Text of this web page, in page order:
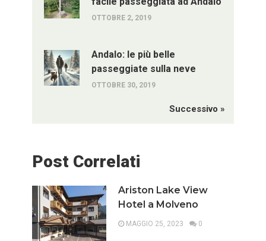
OTTOBRE 2, 2019
Andalo: le più belle
passeggiate sulla neve
OTTOBRE 30, 2019
Successivo »
Post Correlati
Ariston Lake View
Hotel a Molveno
MAGGIO 25, 2023 0